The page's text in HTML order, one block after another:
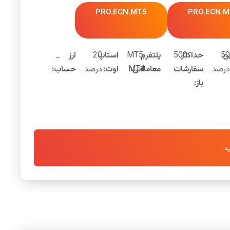
PRO.ECN.MT5
50
درصد
حداکثر
سفارشات
باز:
500
پلتفرم
معاملاتی:
MT5,
MT4
استاپ
اوت:
20
درصد
ارز
حساب:
_